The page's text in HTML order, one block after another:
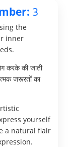
3
the
inner
करके की जाती
जरूरतों का
yourself
a natural flair